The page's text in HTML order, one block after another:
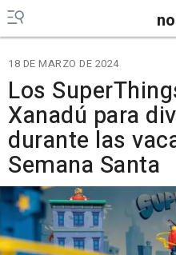
18 DE MARZO DE 2024
Los
Xanadú para
durante las
Semana Santa